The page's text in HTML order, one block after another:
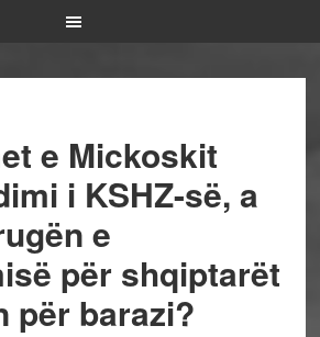
e Mickoskit
i KSHZ-së, a
e
për shqiptarët
për barazi?